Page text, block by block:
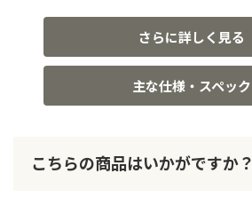
さらに詳しく見る
主な仕様・スペック
こちらの商品はいかがですか？